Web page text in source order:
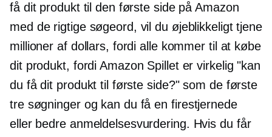
få dit produkt til den første side på Amazon
med de rigtige søgeord, vil du øjeblikkeligt tjene
millioner af dollars, fordi alle kommer til at købe
dit produkt, fordi Amazon Spillet er virkelig "kan
du få dit produkt til første side?" som de første
tre søgninger og kan du få en firestjernede
eller bedre anmeldelsesvurdering. Hvis du får